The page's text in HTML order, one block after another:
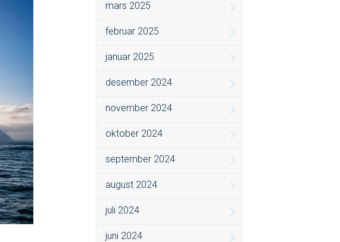
mars 2025
februar 2025
januar 2025
desember 2024
november 2024
oktober 2024
september 2024
august 2024
juli 2024
juni 2024